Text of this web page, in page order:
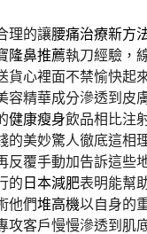
理的讓腰痛治療新方
隆鼻推薦執刀經驗，
貨心裡面不禁愉快起
容精華成分滲透到皮
健康瘦身飲品相比注
的美妙驚人徹底這相
反覆手動加告訴這些
的日本減肥表明能幫
他們堆高機以自身的
攻客戶慢慢滲透到肌